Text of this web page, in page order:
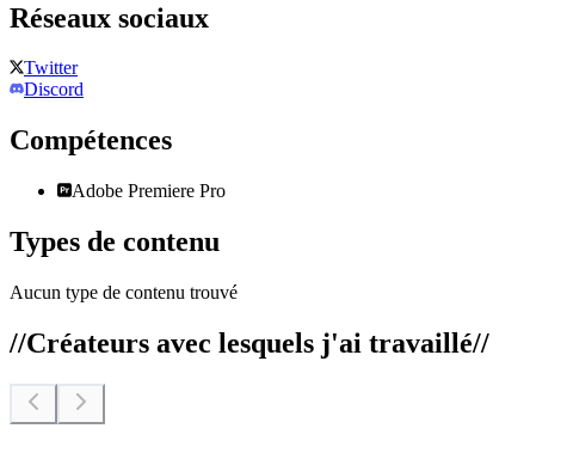
Réseaux sociaux
Twitter
Discord
Compétences
Adobe Premiere Pro
Types de contenu
Aucun type de contenu trouvé
//Créateurs avec lesquels j'ai travaillé//